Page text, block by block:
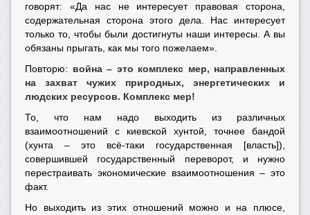
говорят: «Да нас не интересует правовая сторона,
содержательная сторона этого дела. Нас интересует
только то, чтобы были достигнуты наши интересы. А вы
обязаны прыгать, как мы того пожелаем».
Повторю: война – это комплекс мер, направленных
на захват чужих природных, энергетических и
людских ресурсов. Комплекс мер!
То, что нам надо выходить из различных
взаимоотношений с киевской хунтой, точнее бандой
(хунта – это всё-таки государственная [власть]),
совершившей государственный переворот, и нужно
перестраивать экономические взаимоотношения – это
факт.
Но выходить из этих отношений можно и на плюсе,